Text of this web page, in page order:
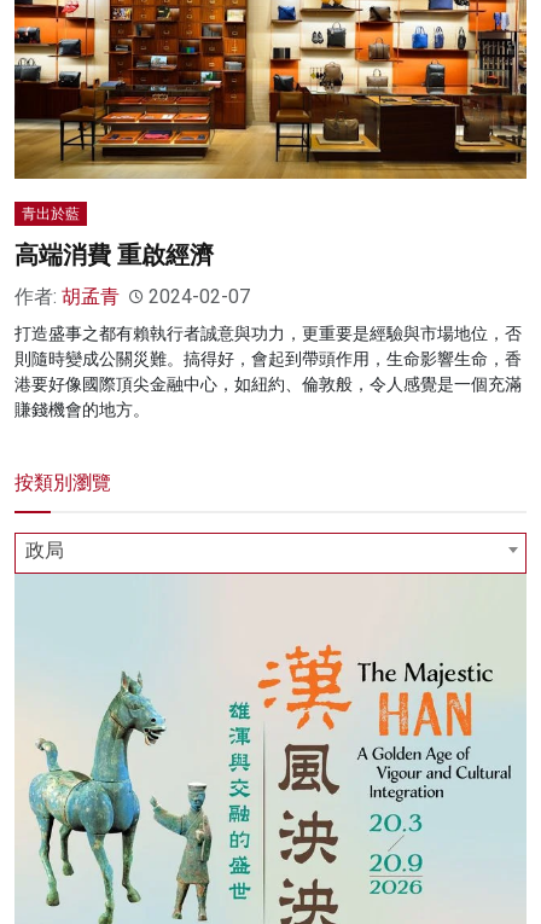
青出於藍
高端消費 重啟經濟
作者: 胡孟青 2024-02-07
打造盛事之都有賴執行者誠意與功力，更重要是經驗與市場地位，否
則隨時變成公關災難。搞得好，會起到帶頭作用，生命影響生命，香
港要好像國際頂尖金融中心，如紐約、倫敦般，令人感覺是一個充滿
賺錢機會的地方。
按類別瀏覽
政局